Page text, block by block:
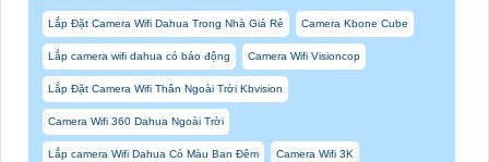
Lắp Đặt Camera Wifi Dahua Trong Nhà Giá Rẻ Camera Kbone Cube
Lắp camera wifi dahua có báo động Camera Wifi Visioncop
Lắp Đặt Camera Wifi Thân Ngoài Trời Kbvision
Camera Wifi 360 Dahua Ngoài Trời
Lắp camera Wifi Dahua Có Màu Ban Đêm Camera Wifi 3K